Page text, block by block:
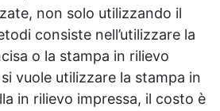
non solo utilizzando il
consiste nell’utilizzare la
o la stampa in rilievo
vuole utilizzare la stampa in
in rilievo impressa, il costo è